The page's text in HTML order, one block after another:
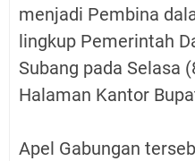
menjadi Pembina
lingkup Pemerintah
Subang pada Selasa
Halaman Kantor
Apel Gabungan